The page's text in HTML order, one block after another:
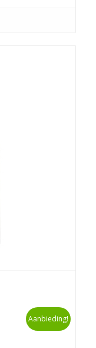
Aanbieding!